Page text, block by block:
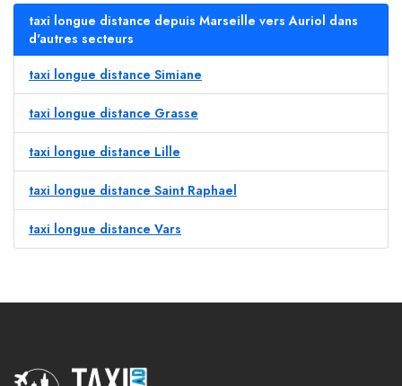
taxi longue distance depuis Marseille vers Auriol dans
d'autres secteurs
taxi longue distance Simiane
taxi longue distance Grasse
taxi longue distance Lille
taxi longue distance Saint Raphael
taxi longue distance Vars